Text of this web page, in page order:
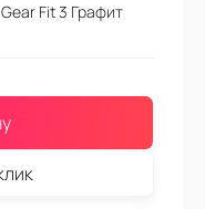
Fit 3 Графит